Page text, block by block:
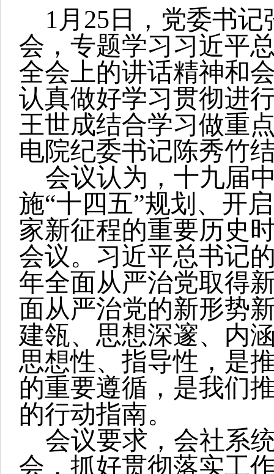
1 月25日，党委书
会，专题学习习近平
全会上的讲话精神和
认真做好学习贯彻进
王世成结合学习做重
电院纪委书记陈秀竹
会议认为，十九届
施“十四五”规划、开
家新征程的重要历史
会议。习近平总书记
年全面从严治党取得
面从严治党的新形势
建瓴、思想深邃、内
思想性、指导性，是
的重要遵循，是我们
的行动指南。
会议要求，会社系
会，抓好贯彻落实工